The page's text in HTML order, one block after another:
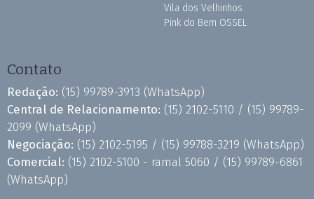
Vila dos Velhinhos
Pink do Bem OSSEL
Contato
Redação: (15) 99789-3913 (WhatsApp)
Central de Relacionamento: (15) 2102-5110 / (15) 99789-
2099 (WhatsApp)
Negociação: (15) 2102-5195 / (15) 99788-3219 (WhatsApp)
Comercial: (15) 2102-5100 - ramal 5060 / (15) 99789-6861
(WhatsApp)